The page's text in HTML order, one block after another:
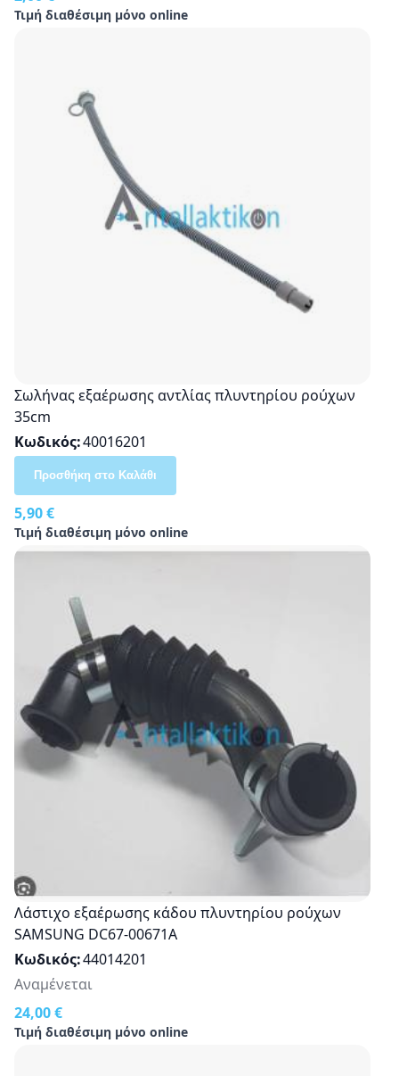
Τιμή διαθέσιμη μόνο online
Σωλήνας εξαέρωσης αντλίας πλυντηρίου ρούχων
35cm
Κωδικός 40016201
5,90 €
Τιμή διαθέσιμη μόνο online
Προσθήκη στο Καλάθι
Λάστιχο εξαέρωσης κάδου πλυντηρίου ρούχων
SAMSUNG DC67-00671A
Κωδικός 44014201
24,00 €
Τιμή διαθέσιμη μόνο online
Αναμένεται